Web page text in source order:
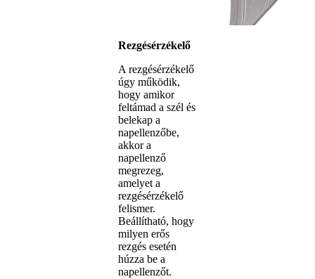
Rezgésérzékelő
A rezgésérzékelő
úgy működik,
hogy amikor
feltámad a szél és
belekap a
napellenzőbe,
akkor a
napellenző
megrezeg,
amelyet a
rezgésérzékelő
felismer.
Beállítható, hogy
milyen erős
rezgés esetén
húzza be a
napellenzőt.